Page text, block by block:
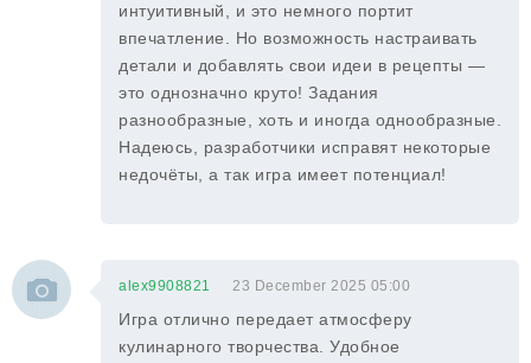
интуитивный, и это немного портит
впечатление. Но возможность настраивать
детали и добавлять свои идеи в рецепты —
это однозначно круто! Задания
разнообразные, хоть и иногда однообразные.
Надеюсь, разработчики исправят некоторые
недочёты, а так игра имеет потенциал!
alex9908821 23 December 2025 05:00
Игра отлично передает атмосферу
кулинарного творчества. Удобное